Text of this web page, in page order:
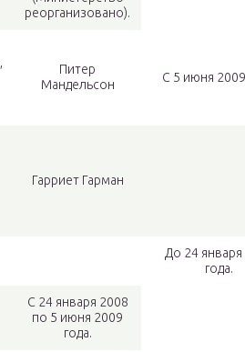
реорганизовано).
Питер
Мандельсон
С 5 июня 2009
Гарриет Гарман
До 24
года.
С 24 января 2008
по 5 июня 2009
года.